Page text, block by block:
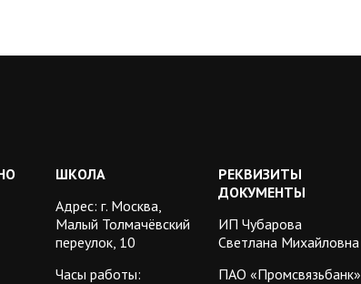
ШКОЛА
Адрес: г. Москва,
Малый Толмачёвский
переулок, 10
Часы работы:
РЕКВИЗИТЫ
ДОКУМЕНТЫ
ИП Чубарова
Светлана Михайловна
ПАО «Промсвязьбанк»